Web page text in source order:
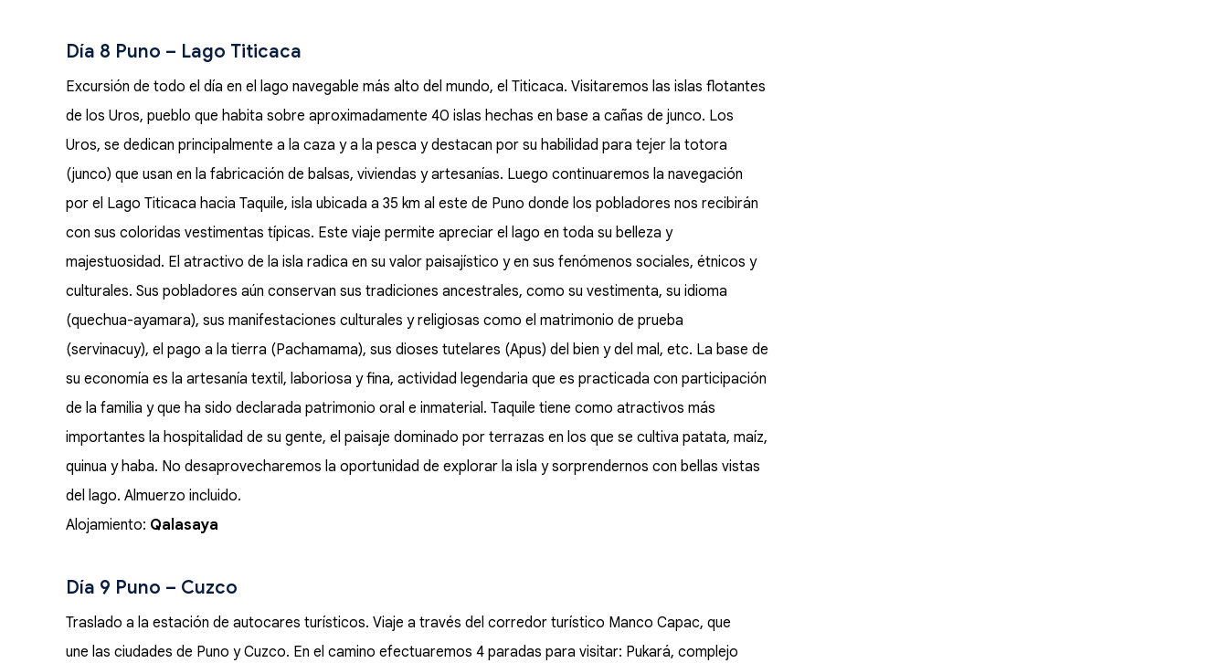
Día 8 Puno – Lago Titicaca
Excursión de todo el día en el lago navegable más alto del mundo, el Titicaca. Visitaremos las islas flotantes
de los Uros, pueblo que habita sobre aproximadamente 40 islas hechas en base a cañas de junco. Los
Uros, se dedican principalmente a la caza y a la pesca y destacan por su habilidad para tejer la totora
(junco) que usan en la fabricación de balsas, viviendas y artesanías. Luego continuaremos la navegación
por el Lago Titicaca hacia Taquile, isla ubicada a 35 km al este de Puno donde los pobladores nos recibirán
con sus coloridas vestimentas típicas. Este viaje permite apreciar el lago en toda su belleza y
majestuosidad. El atractivo de la isla radica en su valor paisajístico y en sus fenómenos sociales, étnicos y
culturales. Sus pobladores aún conservan sus tradiciones ancestrales, como su vestimenta, su idioma
(quechua-ayamara), sus manifestaciones culturales y religiosas como el matrimonio de prueba
(servinacuy), el pago a la tierra (Pachamama), sus dioses tutelares (Apus) del bien y del mal, etc. La base de
su economía es la artesanía textil, laboriosa y fina, actividad legendaria que es practicada con participación
de la familia y que ha sido declarada patrimonio oral e inmaterial. Taquile tiene como atractivos más
importantes la hospitalidad de su gente, el paisaje dominado por terrazas en los que se cultiva patata, maíz,
quinua y haba. No desaprovecharemos la oportunidad de explorar la isla y sorprendernos con bellas vistas
del lago. Almuerzo incluido.
Alojamiento: Qalasaya
Día 9 Puno – Cuzco
Traslado a la estación de autocares turísticos. Viaje a través del corredor turístico Manco Capac, que
une las ciudades de Puno y Cuzco. En el camino efectuaremos 4 paradas para visitar: Pukará, complejo